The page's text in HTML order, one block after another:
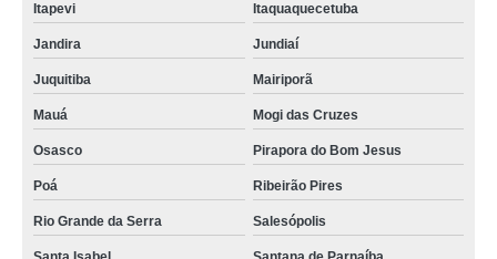
empresas que fazem cordão poliéster para crachá Guararema
cordões de crachás poliéster Pedreira
cordão poliéster para crachá orçamento Heliópolis
empresas que fazem cordão para crachá em poliéster Hortolândia
Itapevi Itaquaquecetuba
Jandira Jundiaí
Juquitiba Mairiporã
Mauá Mogi das Cruzes
Osasco Pirapora do Bom Jesus
Poá Ribeirão Pires
Rio Grande da Serra Salesópolis